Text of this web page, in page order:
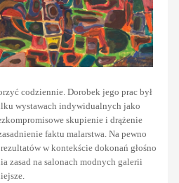
codziennie. Dorobek jego prac był
wystawach indywidualnych jako
skupienie i drążenie
faktu malarstwa. Na pewno
w kontekście dokonań głośno
zasad na salonach modnych galerii